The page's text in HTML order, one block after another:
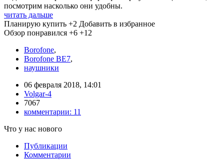
посмотрим насколько они удобны.
читать дальше
Планирую купить +2 Добавить в избранное
Обзор понравился +6 +12
Borofone,
Borofone BE7,
наушники
06 февраля 2018, 14:01
Volgar-4
7067
комментарии: 11
Что у нас нового
Публикации
Комментарии